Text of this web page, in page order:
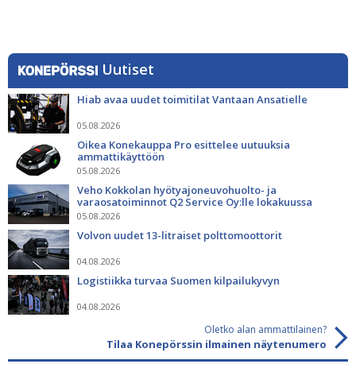
Uutiset
Hiab avaa uudet toimitilat Vantaan Ansatielle
05.08.2026
Oikea Konekauppa Pro esittelee uutuuksia
ammattikäyttöön
05.08.2026
Veho Kokkolan hyötyajoneuvohuolto- ja
varaosatoiminnot Q2 Service Oy:lle lokakuussa
05.08.2026
Volvon uudet 13-litraiset polttomoottorit
04.08.2026
Logistiikka turvaa Suomen kilpailukyvyn
04.08.2026
Oletko alan ammattilainen?
Tilaa Konepörssin ilmainen näytenumero